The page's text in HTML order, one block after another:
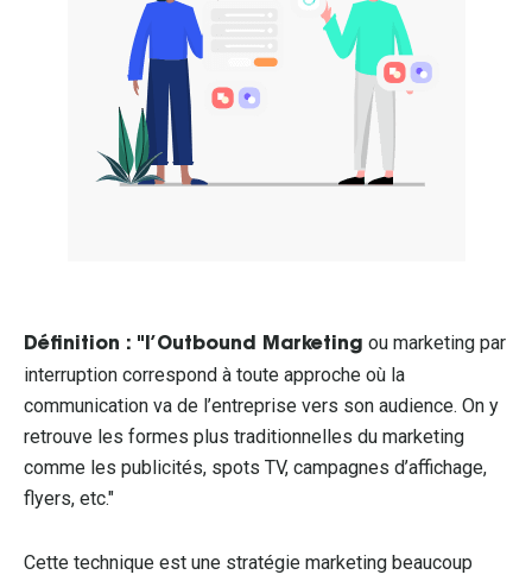
Définition : "l’Outbound Marketing ou marketing par
interruption correspond à toute approche où la
communication va de l’entreprise vers son audience. On y
retrouve les formes plus traditionnelles du marketing
comme les publicités, spots TV, campagnes d’affichage,
flyers, etc."
Cette technique est une stratégie marketing beaucoup